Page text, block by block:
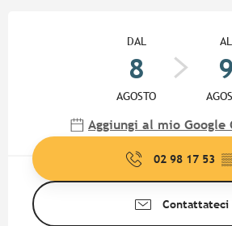
DAL
8
AGOSTO
AL
9
Aggiungi al mio Google
02 98 17 53
Contattateci